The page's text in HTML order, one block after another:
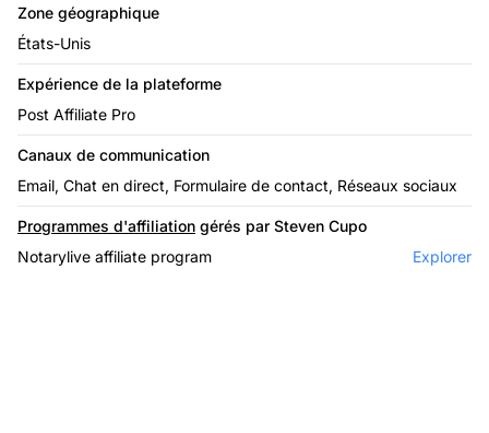
Zone géographique
États-Unis
Expérience de la plateforme
Post Affiliate Pro
Canaux de communication
Email, Chat en direct, Formulaire de contact, Réseaux sociaux
Programmes d'affiliation gérés par Steven Cupo
Notarylive affiliate program
Explorer